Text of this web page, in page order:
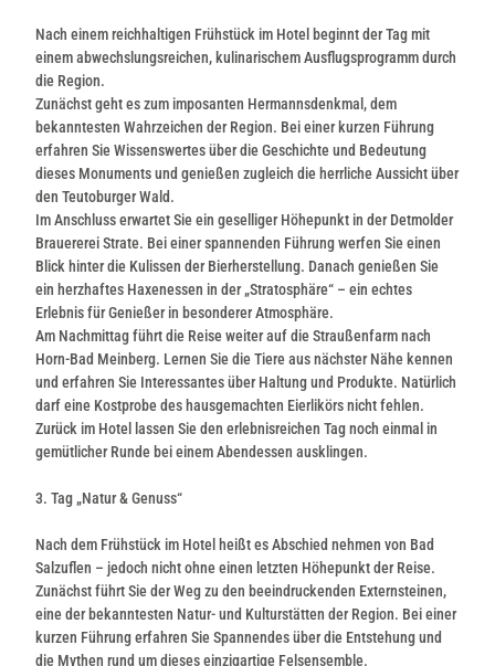
Nach einem reichhaltigen Frühstück im Hotel beginnt der Tag mit
einem abwechslungsreichen, kulinarischem Ausflugsprogramm durch
die Region.
Zunächst geht es zum imposanten Hermannsdenkmal, dem
bekanntesten Wahrzeichen der Region. Bei einer kurzen Führung
erfahren Sie Wissenswertes über die Geschichte und Bedeutung
dieses Monuments und genießen zugleich die herrliche Aussicht über
den Teutoburger Wald.
Im Anschluss erwartet Sie ein geselliger Höhepunkt in der Detmolder
Brauererei Strate. Bei einer spannenden Führung werfen Sie einen
Blick hinter die Kulissen der Bierherstellung. Danach genießen Sie
ein herzhaftes Haxenessen in der „Stratosphäre“ – ein echtes
Erlebnis für Genießer in besonderer Atmosphäre.
Am Nachmittag führt die Reise weiter auf die Straußenfarm nach
Horn-Bad Meinberg. Lernen Sie die Tiere aus nächster Nähe kennen
und erfahren Sie Interessantes über Haltung und Produkte. Natürlich
darf eine Kostprobe des hausgemachten Eierlikörs nicht fehlen.
Zurück im Hotel lassen Sie den erlebnisreichen Tag noch einmal in
gemütlicher Runde bei einem Abendessen ausklingen.
3. Tag „Natur & Genuss“
Nach dem Frühstück im Hotel heißt es Abschied nehmen von Bad
Salzuflen – jedoch nicht ohne einen letzten Höhepunkt der Reise.
Zunächst führt Sie der Weg zu den beeindruckenden Externsteinen,
eine der bekanntesten Natur- und Kulturstätten der Region. Bei einer
kurzen Führung erfahren Sie Spannendes über die Entstehung und
die Mythen rund um dieses einzigartige Felsensemble.